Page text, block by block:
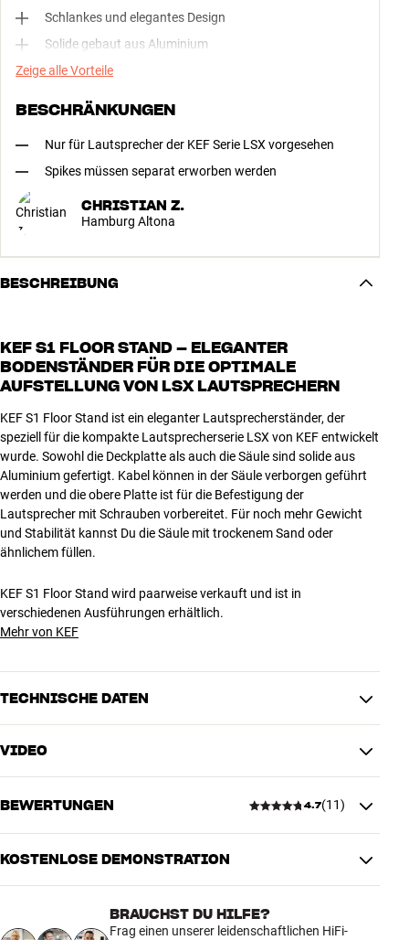
Schlankes und elegantes Design
Solide gebaut aus Aluminium
Zeige alle Vorteile
BESCHRÄNKUNGEN
Nur für Lautsprecher der KEF Serie LSX vorgesehen
Spikes müssen separat erworben werden
CHRISTIAN Z.
Hamburg Altona
BESCHREIBUNG
KEF S1 FLOOR STAND – ELEGANTER
BODENSTÄNDER FÜR DIE OPTIMALE
AUFSTELLUNG VON LSX LAUTSPRECHERN
KEF S1 Floor Stand ist ein eleganter Lautsprecherständer, der
speziell für die kompakte Lautsprecherserie LSX von KEF entwickelt
wurde. Sowohl die Deckplatte als auch die Säule sind solide aus
Aluminium gefertigt. Kabel können in der Säule verborgen geführt
werden und die obere Platte ist für die Befestigung der
Lautsprecher mit Schrauben vorbereitet. Für noch mehr Gewicht
und Stabilität kannst Du die Säule mit trockenem Sand oder
ähnlichem füllen.
KEF S1 Floor Stand wird paarweise verkauft und ist in
verschiedenen Ausführungen erhältlich.
Mehr von KEF
TECHNISCHE DATEN
MASSE UND DESIGN
Gewicht (kg)
Maße (Verpackung)
x tiefe)
20,8 x 68,3 x 25,1 cm (breite x
höhe x tiefe)
VIDEO
BEWERTUNGEN 4.7(11)
4.7
11 anzeigen
KOSTENLOSE DEMONSTRATION
BRAUCHST DU HILFE?
Frag einen unserer leidenschaftlichen HiFi-